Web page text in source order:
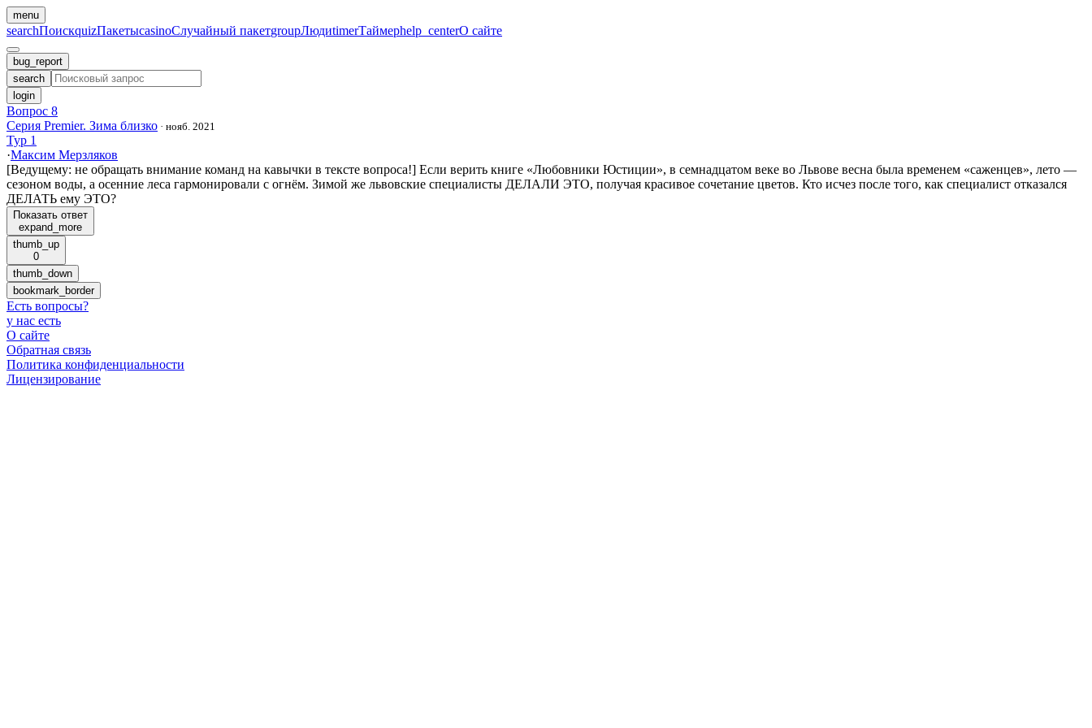
menu
searchПоискquizПакетыcasinoСлучайный пакетgroupЛюдиtimerТаймерhelp_centerО сайте
bug_report
search
login
Вопрос 8
Серия Premier. Зима близко · нояб. 2021
Тур 1
·Максим Мерзляков
[Ведущему: не обращать внимание команд на кавычки в тексте вопроса!] Если верить книге «Любовники Юстиции», в семнадцатом веке во Львове весна была временем «саженцев», лето —
сезоном воды, а осенние леса гармонировали с огнём. Зимой же львовские специалисты ДЕЛАЛИ ЭТО, получая красивое сочетание цветов. Кто исчез после того, как специалист отказался
ДЕЛАТЬ ему ЭТО?
Показать ответ
expand_more
thumb_up
0
thumb_down
bookmark_border
Есть вопросы?
у нас есть
О сайте
Обратная связь
Политика конфиденциальности
Лицензирование